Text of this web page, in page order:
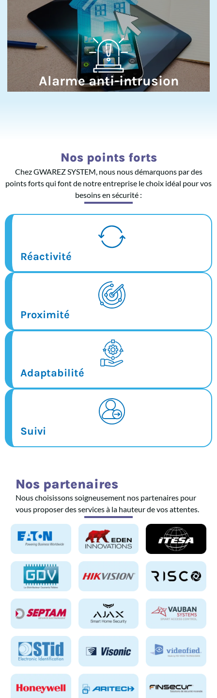
Alarme anti-intrusion
Installation de systèmes d'alarme complexe avec des
capteurs de mouvement, des détecteurs d'ouverture
de portes ou de fenêtres, des détecteurs de choc ou
de bris de glaces, des barrières infra rouges et des
sirène intérieur, extérieur afin de détecter et dissuader
les intrusions.
En savoir plus
Nos points forts
Chez GWAREZ SYSTEM, nous nous démarquons par des
points forts qui font de notre entreprise le choix idéal pour vos
besoins en sécurité :
Réactivité
Proximité
Adaptabilité
Suivi
Nos partenaires
Nous choisissons soigneusement nos partenaires pour
vous proposer des services à la hauteur de vos attentes.